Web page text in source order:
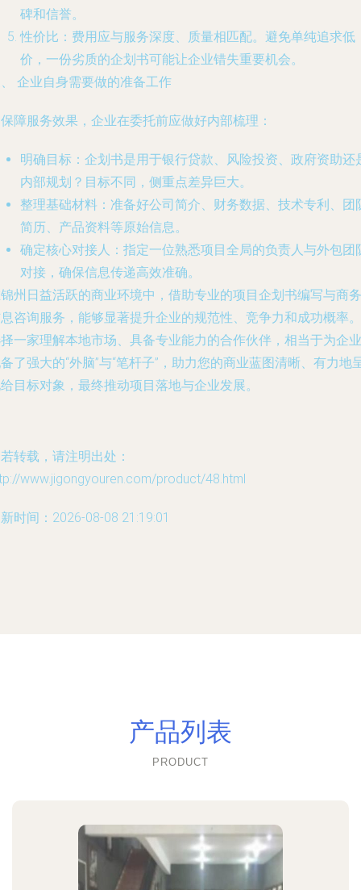
碑和信誉。
性价比 ：费用应与服务深度、质量相匹配。避免单纯追求低
价，一份劣质的企划书可能让企业错失重要机会。
企业自身需要做的准备工作
障服务效果，企业在委托前应做好内部梳理：
明确目标 ：企划书是用于银行贷款、风险投资、政府资助还
内部规划？目标不同，侧重点差异巨大。
整理基础材料 ：准备好公司简介、财务数据、技术专利、团
简历、产品资料等原始信息。
确定核心对接人 ：指定一位熟悉项目全局的负责人与外包团
对接，确保信息传递高效准确。
州日益活跃的商业环境中，借助专业的项目企划书编写与商务
咨询服务，能够显著提升企业的规范性、竞争力和成功概率。
一家理解本地市场、具备专业能力的合作伙伴，相当于为企业
了强大的“外脑”与“笔杆子”，助力您的商业蓝图清晰、有力地
目标对象，最终推动项目落地与企业发展。
转载，请注明出处：
www.jigongyouren.com/product/48.html
时间：2026-08-08 21:19:01
产品列表
PRODUCT